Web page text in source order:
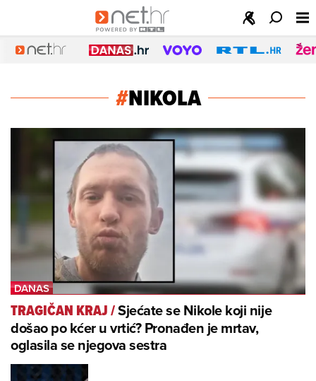
#NIKOLA
TRAGIČAN KRAJ/Sjećate se Nikole koji nije
došao po kćer u vrtić? Pronađen je mrtav,
oglasila se njegova sestra